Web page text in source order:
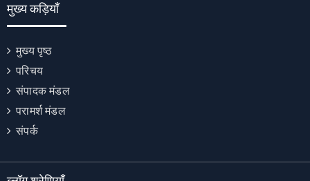
मुख्य कड़ियाँ
मुख्य पृष्ठ
परिचय
संपादक मंडल
परामर्श मंडल
संपर्क